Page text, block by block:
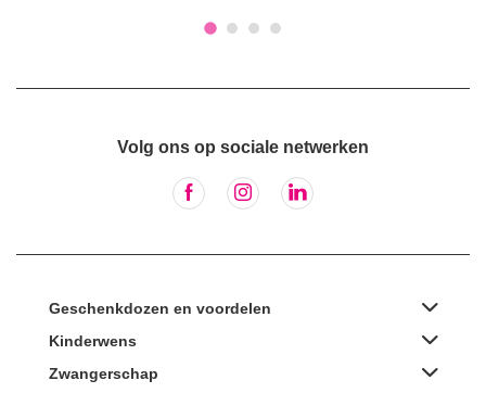
Volg ons op sociale netwerken
Geschenkdozen en voordelen
Kinderwens
Zwangerschap